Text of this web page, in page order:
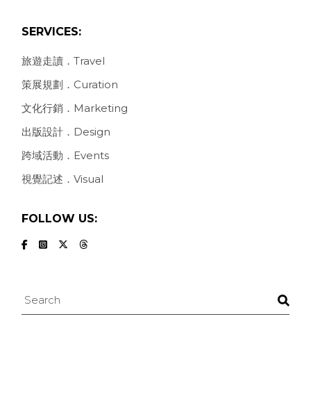
SERVICES:
旅遊走讀．Travel
策展規劃．Curation
文化行銷．Marketing
出版設計．Design
跨域活動．Events
視覺記述．Visual
FOLLOW US:
Search